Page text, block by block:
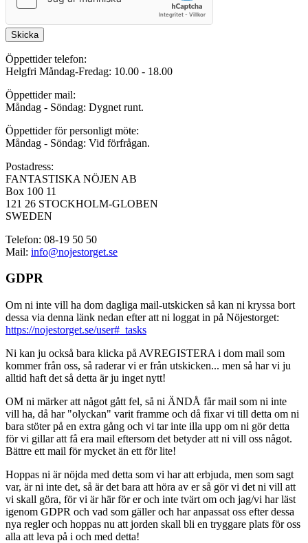
Skicka
Öppettider telefon:
Helgfri Måndag-Fredag: 10.00 - 18.00
Öppettider mail:
Måndag - Söndag: Dygnet runt.
Öppettider för personligt möte:
Måndag - Söndag: Vid förfrågan.
Postadress:
FANTASTISKA NÖJEN AB
Box 100 11
121 26 STOCKHOLM-GLOBEN
SWEDEN
Telefon: 08-19 50 50
Mail: info@nojestorget.se
GDPR
Om ni inte vill ha dom dagliga mail-utskicken så kan ni kryssa bort
dessa via denna länk nedan efter att ni loggat in på Nöjestorget:
https://nojestorget.se/user#_tasks
Ni kan ju också bara klicka på AVREGISTERA i dom mail som
kommer från oss, så raderar vi er från utskicken... men så har vi ju
alltid haft det så detta är ju inget nytt!
OM ni märker att något gått fel, så ni ÄNDÅ får mail som ni inte
vill ha, då har "olyckan" varit framme och då fixar vi till detta om ni
bara stöter på en extra gång och vi tar inte illa upp om ni gör detta
för vi gillar att få era mail eftersom det betyder att ni vill oss något.
Bättre ett mail för mycket än ett för lite!
Hoppas ni är nöjda med detta som vi har att erbjuda, men som sagt
var, är ni inte det, så är det bara att höra av er så gör vi det ni vill att
vi skall göra, för vi är här för er och inte tvärt om och jag/vi har läst
igenom GDPR och vad som gäller och har anpassat oss efter dessa
nya regler och hoppas nu att jorden skall bli en tryggare plats för oss
alla att leva på i och med detta!